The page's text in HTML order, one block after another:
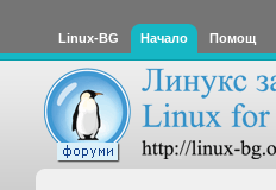
Linux-BG Начало Помощ